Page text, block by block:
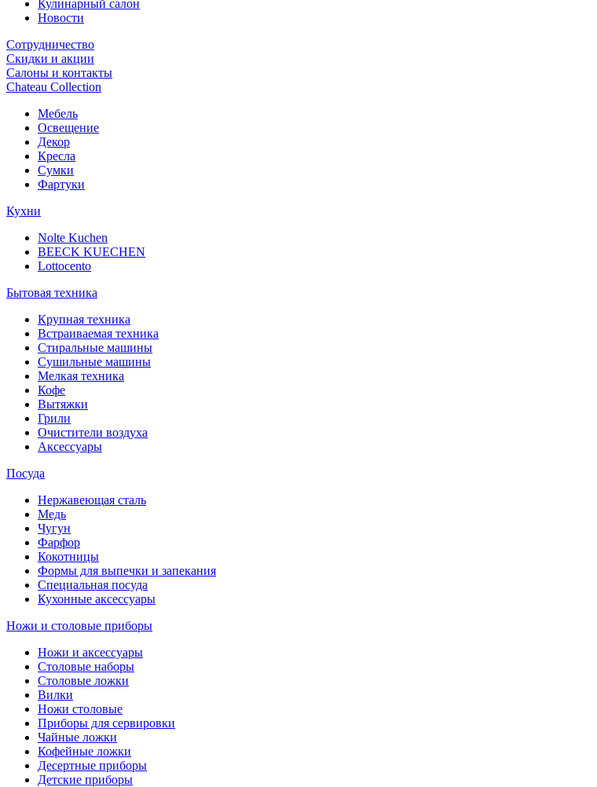
Кулинарный салон
Новости
Сотрудничество
Скидки и акции
Салоны и контакты
Chateau Collection
Мебель
Освещение
Декор
Кресла
Сумки
Фартуки
Кухни
Nolte Kuchen
BEECK KUECHEN
Lottocento
Бытовая техника
Крупная техника
Встраиваемая техника
Стиральные машины
Сушильные машины
Мелкая техника
Кофе
Вытяжки
Грили
Очистители воздуха
Аксессуары
Посуда
Нержавеющая сталь
Медь
Чугун
Фарфор
Кокотницы
Формы для выпечки и запекания
Специальная посуда
Кухонные аксессуары
Ножи и столовые приборы
Ножи и аксессуары
Столовые наборы
Столовые ложки
Вилки
Ножи столовые
Приборы для сервировки
Чайные ложки
Кофейные ложки
Десертные приборы
Детские приборы